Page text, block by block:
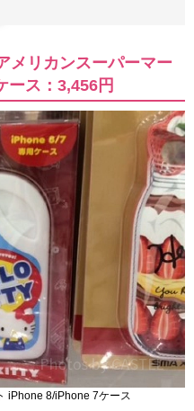
メリカンスーパーマー
ス：3,456円
iPhone 8/iPhone 7ケース